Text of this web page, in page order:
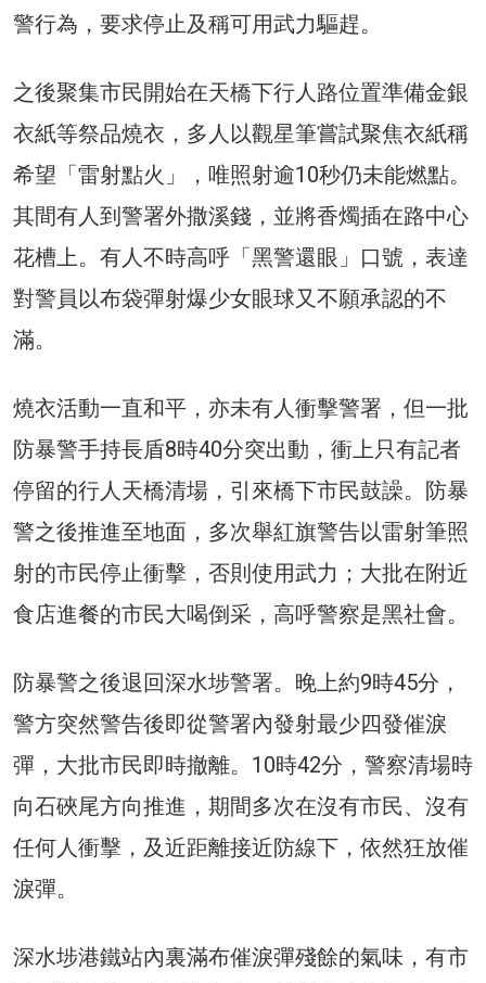
警行為，要求停止及稱可用武力驅趕。
之後聚集市民開始在天橋下行人路位置準備金銀
衣紙等祭品燒衣，多人以觀星筆嘗試聚焦衣紙稱
希望「雷射點火」，唯照射逾10秒仍未能燃點。
其間有人到警署外撒溪錢，並將香燭插在路中心
花槽上。有人不時高呼「黑警還眼」口號，表達
對警員以布袋彈射爆少女眼球又不願承認的不
滿。
燒衣活動一直和平，亦未有人衝擊警署，但一批
防暴警手持長盾8時40分突出動，衝上只有記者
停留的行人天橋清場，引來橋下市民鼓譟。防暴
警之後推進至地面，多次舉紅旗警告以雷射筆照
射的市民停止衝擊，否則使用武力；大批在附近
食店進餐的市民大喝倒采，高呼警察是黑社會。
防暴警之後退回深水埗警署。晚上約9時45分，
警方突然警告後即從警署內發射最少四發催淚
彈，大批市民即時撤離。10時42分，警察清場時
向石硤尾方向推進，期間多次在沒有市民、沒有
任何人衝擊，及近距離接近防線下，依然狂放催
淚彈。
深水埗港鐵站內裏滿布催淚彈殘餘的氣味，有市